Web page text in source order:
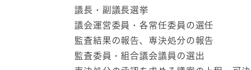
議長・副議長選挙
議会運営委員・各常任委員の選任
監査結果の報告、専決処分の報告
監査委員・組合議会議員の選出